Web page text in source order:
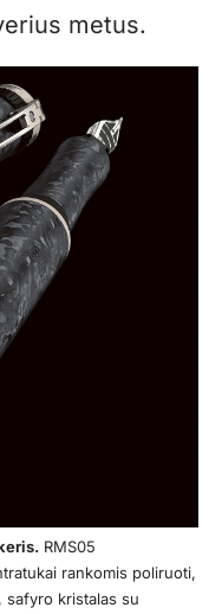
metus.
RMS05
rankomis poliruoti,
kristalas su